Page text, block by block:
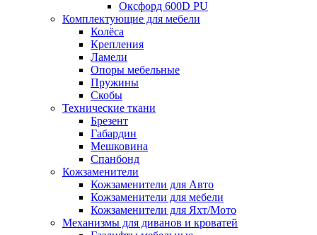
Оксфорд 600D PU
Комплектующие для мебели
Колёса
Крепления
Ламели
Опоры мебельные
Пружины
Скобы
Технические ткани
Брезент
Габардин
Мешковина
Спанбонд
Кожзаменители
Кожзаменители для Авто
Кожзаменители для мебели
Кожзаменители для Яхт/Мото
Механизмы для диванов и кроватей